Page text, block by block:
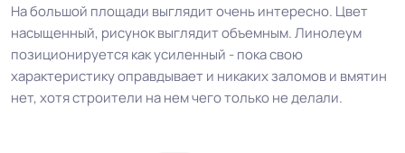
На большой площади выглядит очень интересно. Цвет
насыщенный, рисунок выглядит объемным. Линолеум
позиционируется как усиленный - пока свою
характеристику оправдывает и никаких заломов и вмятин
нет, хотя строители на нем чего только не делали.